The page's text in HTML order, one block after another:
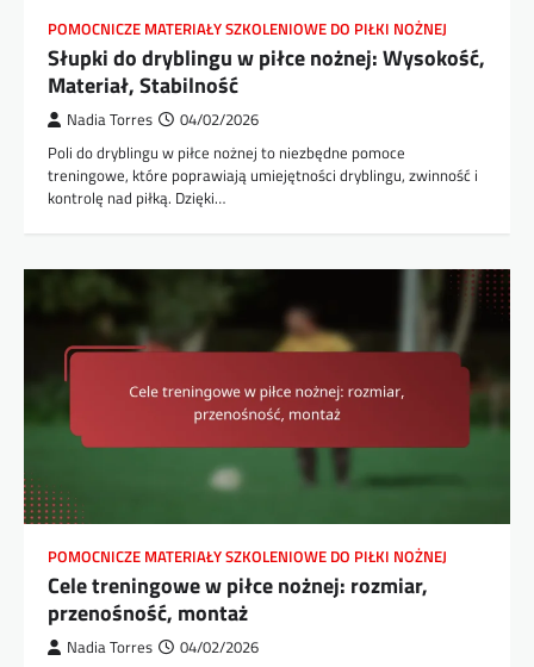
POMOCNICZE MATERIAŁY SZKOLENIOWE DO PIŁKI NOŻNEJ
Słupki do dryblingu w piłce nożnej: Wysokość,
Materiał, Stabilność
Nadia Torres 04/02/2026
Poli do dryblingu w piłce nożnej to niezbędne pomoce
treningowe, które poprawiają umiejętności dryblingu, zwinność i
kontrolę nad piłką. Dzięki…
POMOCNICZE MATERIAŁY SZKOLENIOWE DO PIŁKI NOŻNEJ
Cele treningowe w piłce nożnej: rozmiar,
przenośność, montaż
Nadia Torres 04/02/2026